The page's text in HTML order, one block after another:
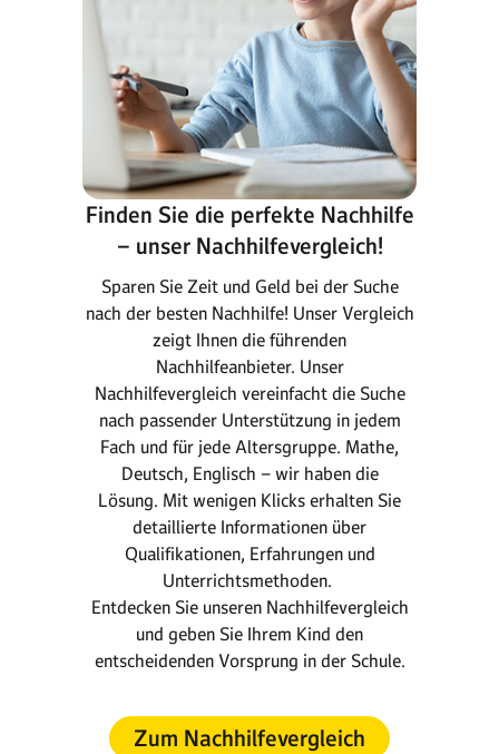
Finden Sie die perfekte Nachhilfe
– unser Nachhilfevergleich!
Sparen Sie Zeit und Geld bei der Suche
nach der besten Nachhilfe! Unser Vergleich
zeigt Ihnen die führenden
Nachhilfeanbieter. Unser
Nachhilfevergleich vereinfacht die Suche
nach passender Unterstützung in jedem
Fach und für jede Altersgruppe. Mathe,
Deutsch, Englisch – wir haben die
Lösung. Mit wenigen Klicks erhalten Sie
detaillierte Informationen über
Qualifikationen, Erfahrungen und
Unterrichtsmethoden.
Entdecken Sie unseren Nachhilfevergleich
und geben Sie Ihrem Kind den
entscheidenden Vorsprung in der Schule.
Zum Nachhilfevergleich